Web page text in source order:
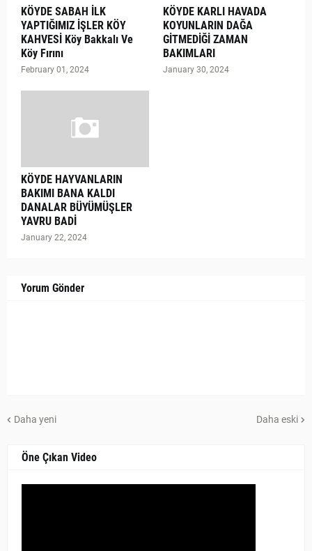
KÖYDE SABAH İLK
YAPTIĞIMIZ İŞLER KÖY
KAHVESİ Köy Bakkalı Ve
Köy Fırını
February 01, 2024
KÖYDE KARLI HAVADA
KOYUNLARIN DAĞA
GİTMEDİĞİ ZAMAN
BAKIMLARI
January 30, 2024
KÖYDE HAYVANLARIN
BAKIMI BANA KALDI
DANALAR BÜYÜMÜŞLER
YAVRU BADİ
January 22, 2024
Yorum Gönder
Daha yeni Daha eski
Öne Çıkan Video